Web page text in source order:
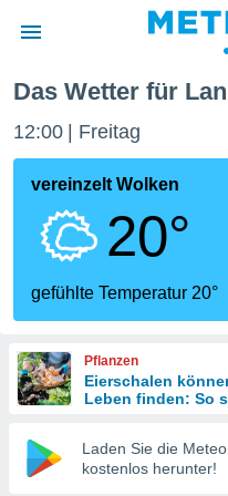
wurde
dass
sind.
diese
Das Wetter für
12:00 Freitag
vereinzelt Wolken
20°
gefühlte Temperatur 20°
Pflanzen
Eierschalen
Leben finden: So
Laden Sie die
kostenlos herunter!